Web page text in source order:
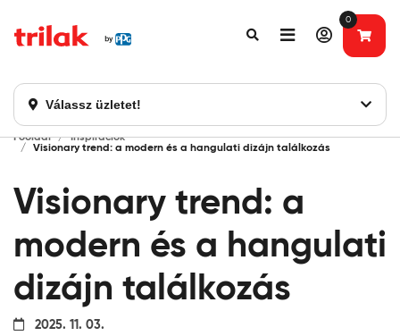
Válassz üzletet!
0
Fontos tájékoztatás!
Főoldal
Inspirációk
Visionary trend: a modern és a hangulati dizájn találkozás
Visionary trend: a
modern és a hangulati
dizájn találkozás
2025. 11. 03.